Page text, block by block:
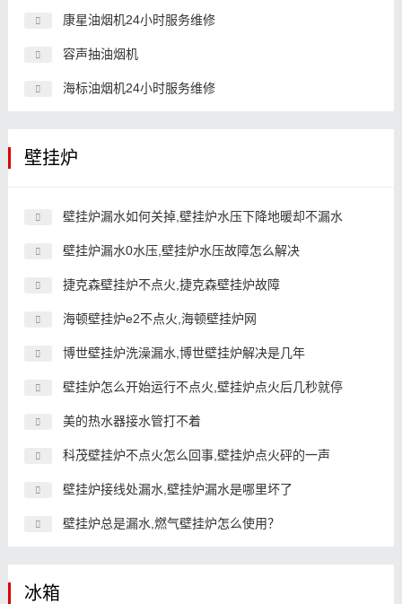
康星油烟机24小时服务维修
容声抽油烟机
海标油烟机24小时服务维修
壁挂炉
壁挂炉漏水如何关掉,壁挂炉水压下降地暖却不漏水
壁挂炉漏水0水压,壁挂炉水压故障怎么解决
捷克森壁挂炉不点火,捷克森壁挂炉故障
海顿壁挂炉e2不点火,海顿壁挂炉网
博世壁挂炉洗澡漏水,博世壁挂炉解决是几年
壁挂炉怎么开始运行不点火,壁挂炉点火后几秒就停
美的热水器接水管打不着
科茂壁挂炉不点火怎么回事,壁挂炉点火砰的一声
壁挂炉接线处漏水,壁挂炉漏水是哪里坏了
壁挂炉总是漏水,燃气壁挂炉怎么使用？
冰箱